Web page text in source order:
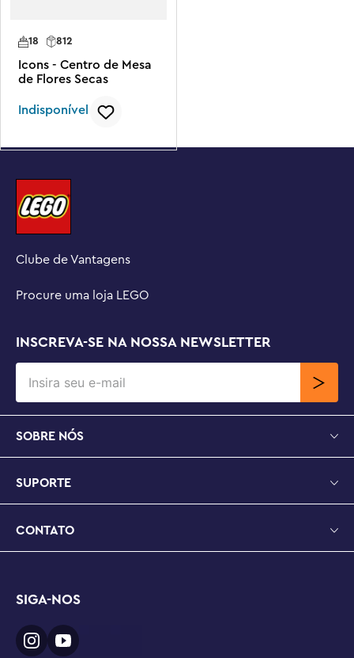
812
18
Icons - Centro de Mesa
de Flores Secas
Indisponível
Clube de Vantagens
Procure uma loja LEGO
INSCREVA-SE NA NOSSA NEWSLETTER
SOBRE NÓS
SUPORTE
CONTATO
SIGA-NOS